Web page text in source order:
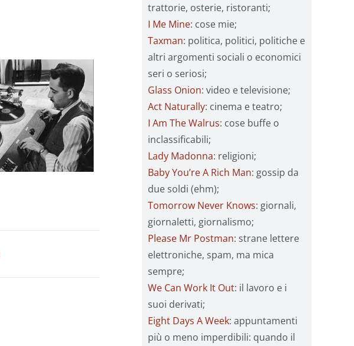
trattorie, osterie, ristoranti;
I Me Mine: cose mie;
Taxman: politica, politici, politiche e
altri argomenti sociali o economici
seri o seriosi;
Glass Onion: video e televisione;
Act Naturally: cinema e teatro;
I Am The Walrus: cose buffe o
inclassificabili;
Lady Madonna: religioni;
Baby You’re A Rich Man: gossip da
due soldi (ehm);
Tomorrow Never Knows: giornali,
giornaletti, giornalismo;
Please Mr Postman: strane lettere
elettroniche, spam, ma mica
sempre;
We Can Work It Out: il lavoro e i
suoi derivati;
Eight Days A Week: appuntamenti
più o meno imperdibili: quando il